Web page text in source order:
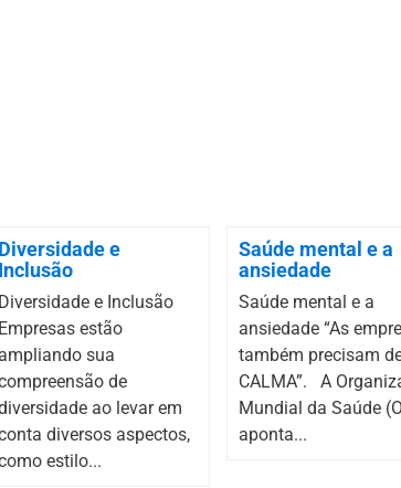
Diversidade e
Inclusão
Diversidade e Inclusão
Empresas estão
ampliando sua
de
ao levar em
diversos aspectos,
estilo...
Saúde mental e a
ansiedade
Saúde mental e a
ansiedade “As
também precisam
CALMA”. A
Mundial da Saúde
aponta...